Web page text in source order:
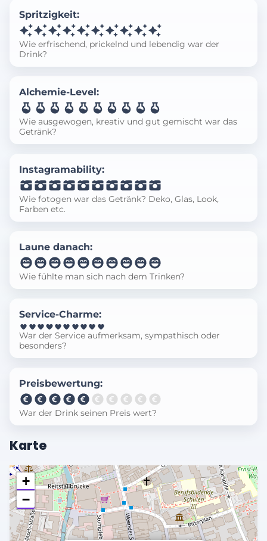
Spritzigkeit:
Wie erfrischend, prickelnd und lebendig war der
Drink?
Alchemie-Level:
Wie ausgewogen, kreativ und gut gemischt war das
Getränk?
Instagramability:
Wie fotogen war das Getränk? Deko, Glas, Look,
Farben etc.
Laune danach:
Wie fühlte man sich nach dem Trinken?
Service-Charme:
War der Service aufmerksam, sympathisch oder
besonders?
Preisbewertung:
War der Drink seinen Preis wert?
Karte
+
−